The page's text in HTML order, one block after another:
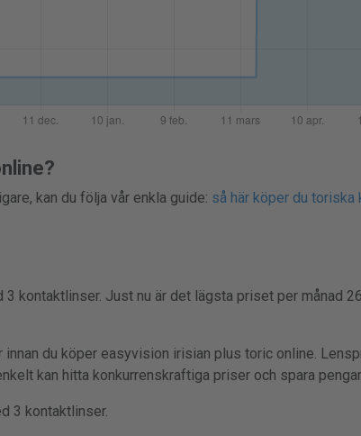
kan du följa vår enkla guide: så här köper du
kontaktlinser. Just nu är det lägsta priset per månad
du köper easyvision irisian plus toric online.
kan hitta konkurrenskraftiga priser och spara
3 kontaktlinser.